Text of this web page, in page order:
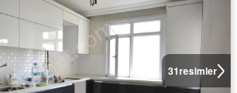
31resimler